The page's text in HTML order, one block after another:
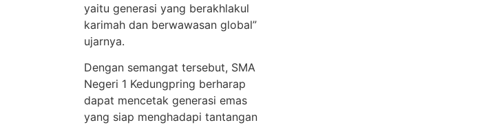
yaitu generasi yang berakhlakul
karimah dan berwawasan global”
ujarnya.
Dengan semangat tersebut, SMA
Negeri 1 Kedungpring berharap
dapat mencetak generasi emas
yang siap menghadapi tantangan